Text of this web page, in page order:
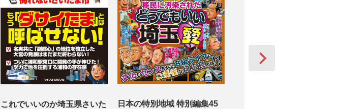
これでいいのか埼玉県さいた
日本の特別地域 特別編集45